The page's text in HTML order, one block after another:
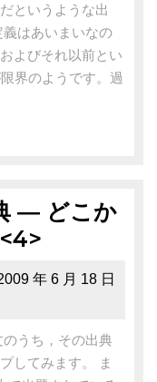
というような出
はあいまいなの
よびそれ以前とい
界のようです。過
― どこか
年 6 月 18 日
うち，その出典
してみます。 ま